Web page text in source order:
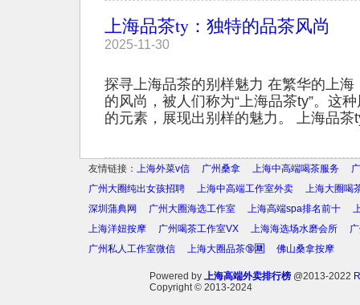
上海品茶ty：独特的品茶风尚
2025-11-30
探寻上海品茶的别样魅力 在繁华的上
的风尚，被人们称为“上海品茶ty”。这
的元素，展现出别样的魅力。 上海品茶
友情链接： 上海外菜v信 广州桑拿 上海中高端喝茶服务
广州大圈纯出女孩招聘
上海中高端工作室外卖
上海大圈喝
深圳蒲典网
广州大圈海选工作室 上海高端spa排名前十
上海洋妞按摩
广州喝茶工作室VX 上海海选场水磨会所
广州私人工作室微信
上海大圈品茶🔞🈲️ 佛山桑拿按摩
Powered by 上海高端外卖排行榜 @2013-2022
Copyright© 2013-2024